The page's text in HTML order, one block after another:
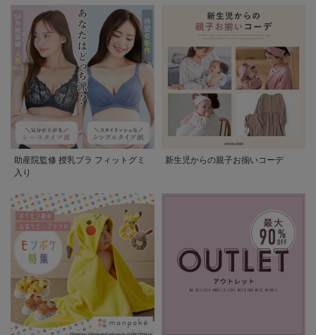
助産院監修 授乳ブラ フィットグミ
入り
新生児からの親子お揃いコーデ